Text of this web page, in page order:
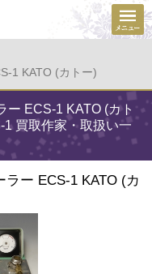
1 KATO (カトー)
ー ECS-1 KATO (カト
買取作家・取扱い一
ー ECS-1 KATO (カ